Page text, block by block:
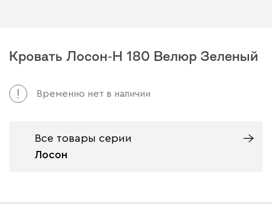
Кровать Лосон-Н 180 Велюр Зеленый
Временно нет в наличии
Все товары серии
Лосон